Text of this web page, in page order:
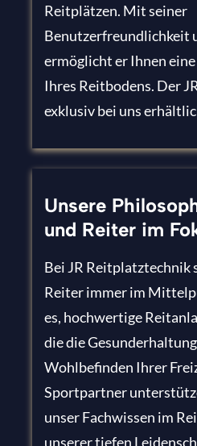
Reitplätzen. Mit seiner
Benutzerfreundlichkeit
ermöglicht er Ihnen
Ihres Reitbodens. Der
exklusiv bei uns
Unsere
und Reiter im
Bei JR Reitplatztechnik
Reiter immer im
es, hochwertige
die die
Wohlbefinden Ihrer
Sportpartner
unser Fachwissen im
unserer tiefen